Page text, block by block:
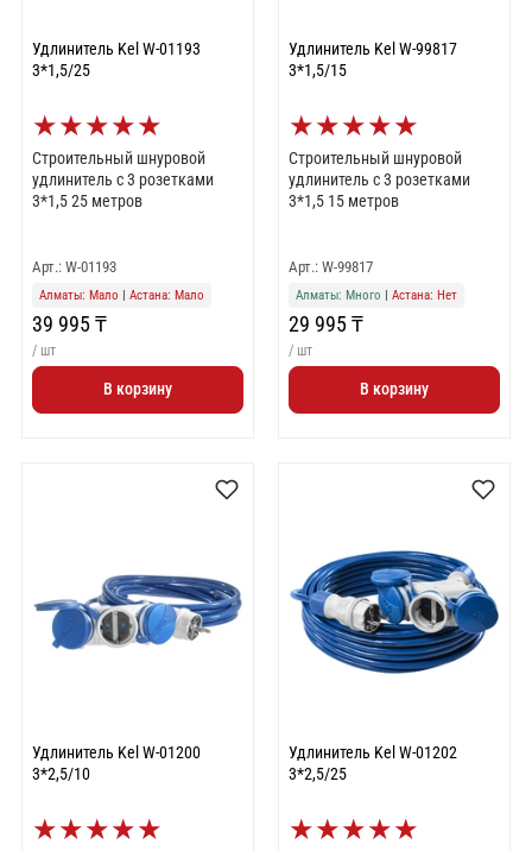
Удлинитель Kel W-01193
3*1,5/25
★★★★★
Строительный шнуровой
удлинитель с 3 розетками
3*1,5 25 метров
Арт.: W-01193
Алматы: Мало | Астана: Мало
39 995 ₸
/ шт
В корзину
Удлинитель Kel W-99817
3*1,5/15
★★★★★
Строительный шнуровой
удлинитель с 3 розетками
3*1,5 15 метров
Арт.: W-99817
Алматы: Много | Астана: Нет
29 995 ₸
/ шт
В корзину
Удлинитель Kel W-01200
3*2,5/10
★★★★★
Удлинитель Kel W-01202
3*2,5/25
★★★★★